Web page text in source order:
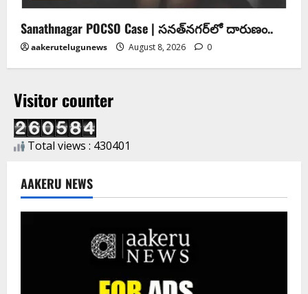
Sanathnagar POCSO Case | సనత్‌నగర్‌లో దారుణం..
aakerutelugunews August 8, 2026 0
Visitor counter
Total views : 430401
AAKERU NEWS